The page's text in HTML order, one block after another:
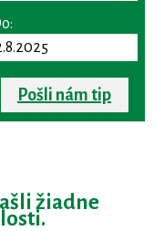
Pošli nám tip
žiadne